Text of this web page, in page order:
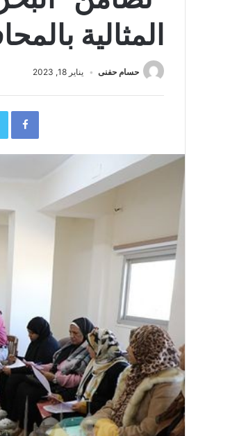
المثالية
حسام حفنى يناير 18, 2023